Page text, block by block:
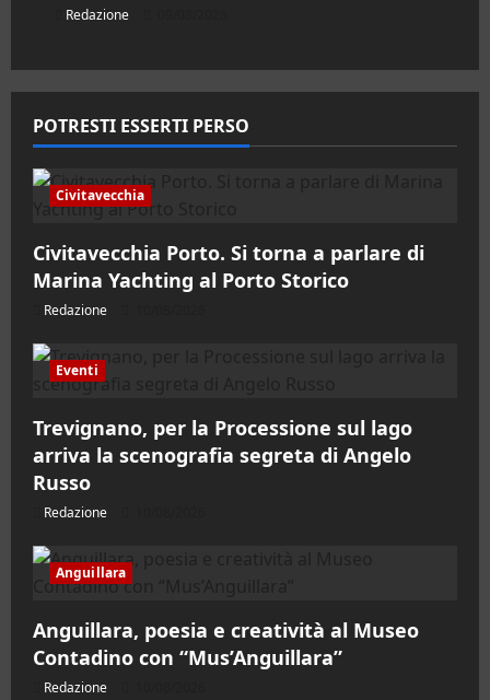
Redazione
POTRESTI ESSERTI PERSO
Civitavecchia
Civitavecchia Porto. Si torna a parlare di
Marina Yachting al Porto Storico
Redazione
Eventi
Trevignano, per la Processione sul lago
arriva la scenografia segreta di Angelo
Russo
Redazione
Anguillara
Anguillara, poesia e creatività al Museo
Contadino con “Mus’Anguillara”
Redazione